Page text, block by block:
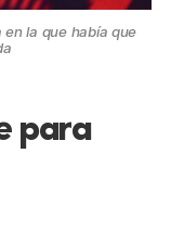
la que había que
para